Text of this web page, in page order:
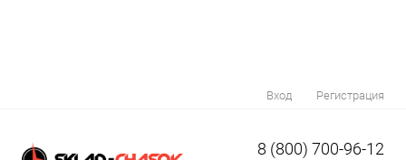
Вход Регистрация
8 (800) 700-96-12